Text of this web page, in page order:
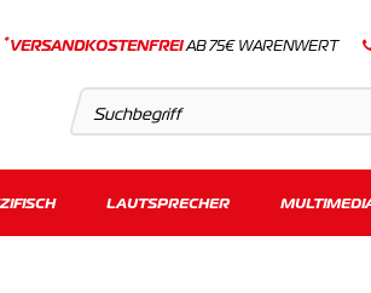
*VERSANDKOSTENFREIAB 75€ WARENWERT
Artikel
LAUTSPRECHER